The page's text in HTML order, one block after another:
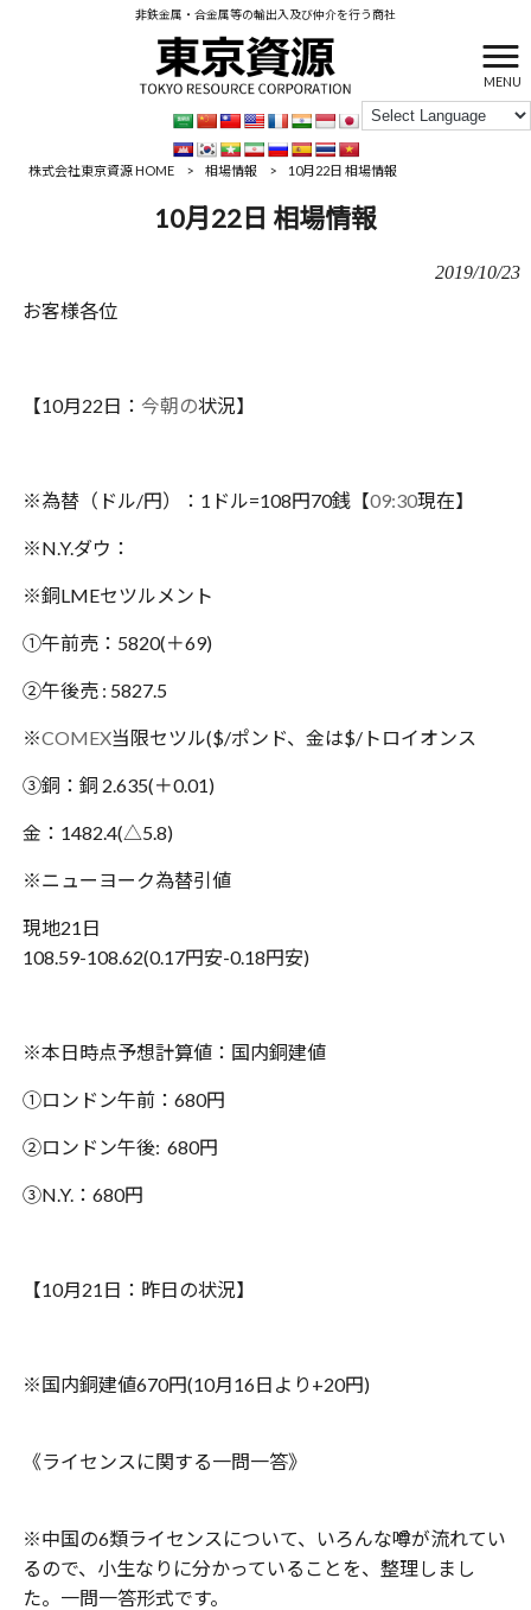
非鉄金属・合金属等の輸出入及び仲介を行う商社
MENU
株式会社東京資源 HOME > 相場情報 > 10月22日 相場情報
10月22日 相場情報
2019/10/23
お客様各位
【10月22日： 今朝の状況】
※為替（ドル/円）：1ドル=108円70銭【09:30現在】
※N.Y.ダウ：
※銅LMEセツルメント
①午前売：5820(＋69)
②午後売 : 5827.5
※COMEX当限セツル($/ポンド、金は$/トロイオンス
③銅：銅 2.635(＋0.01)
金：1482.4(△5.8)
※ニューヨーク為替引値
現地21日
108.59-108.62(0.17円安-0.18円安)
※本日時点予想計算値：国内銅建値
①ロンドン午前：680円
②ロンドン午後: 680円
③N.Y.：680円
【10月21日：昨日の状況】
※国内銅建値670円(10月16日より+20円)
《ライセンスに関する一問一答》
※中国の6類ライセンスについて、いろんな噂が流れてい
るので、小生なりに分かっていることを、整理しまし
た。一問一答形式です。